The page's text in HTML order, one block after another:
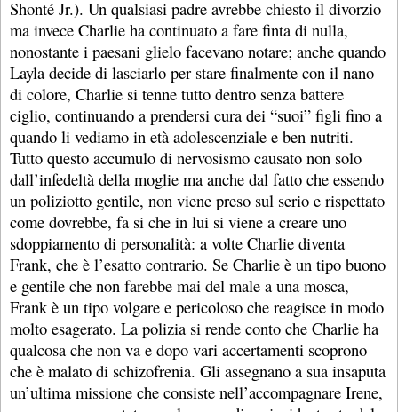
Shonté Jr.). Un qualsiasi padre avrebbe chiesto il divorzio
ma invece Charlie ha continuato a fare finta di nulla,
nonostante i paesani glielo facevano notare; anche quando
Layla decide di lasciarlo per stare finalmente con il nano
di colore, Charlie si tenne tutto dentro senza battere
ciglio, continuando a prendersi cura dei “suoi” figli fino a
quando li vediamo in età adolescenziale e ben nutriti.
Tutto questo accumulo di nervosismo causato non solo
dall’infedeltà della moglie ma anche dal fatto che essendo
un poliziotto gentile, non viene preso sul serio e rispettato
come dovrebbe, fa si che in lui si viene a creare uno
sdoppiamento di personalità: a volte Charlie diventa
Frank, che è l’esatto contrario. Se Charlie è un tipo buono
e gentile che non farebbe mai del male a una mosca,
Frank è un tipo volgare e pericoloso che reagisce in modo
molto esagerato. La polizia si rende conto che Charlie ha
qualcosa che non va e dopo vari accertamenti scoprono
che è malato di schizofrenia. Gli assegnano a sua insaputa
un’ultima missione che consiste nell’accompagnare Irene,